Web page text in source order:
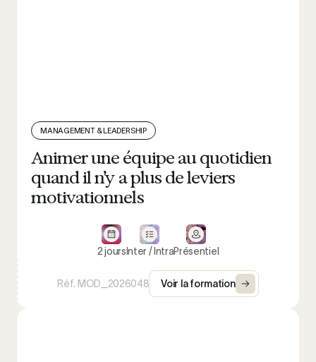
MANAGEMENT & LEADERSHIP
Animer une équipe au quotidien
quand il n’y a plus de leviers
motivationnels
2 joursInter / IntraPrésentiel
Voir la formation
Réf. MOD_2026048